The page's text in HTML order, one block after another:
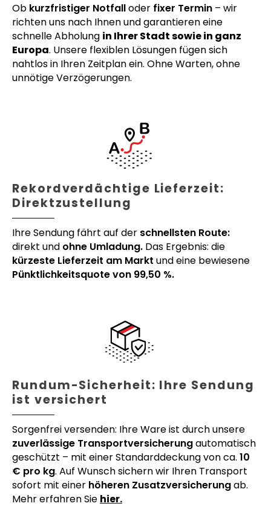
Ob kurzfristiger Notfalloder fixer Termin – wir
richten uns nach Ihnen und garantieren eine
schnelle Abholung in Ihrer Stadt sowie in ganz
Europa. Unsere flexiblen Lösungen fügen sich
nahtlos in Ihren Zeitplan ein. Ohne Warten, ohne
unnötige Verzögerungen.
Rekordverdächtige Lieferzeit:
Direktzustellung
Ihre Sendung fährt auf der schnellsten Route:
direkt und ohne Umladung. Das Ergebnis: die
kürzeste Lieferzeit am Markt und eine bewiesene
Pünktlichkeitsquote von 99,50 %.
Rundum-Sicherheit: Ihre Sendung
ist versichert
Sorgenfrei versenden: Ihre Ware ist durch unsere
zuverlässige Transportversicherungautomatisch
geschützt – mit einer Standarddeckung von ca. 10
€ pro kg. Auf Wunsch sichern wir Ihren Transport
sofort mit einer höheren Zusatzversicherungab.
Mehr erfahren Sie hier.